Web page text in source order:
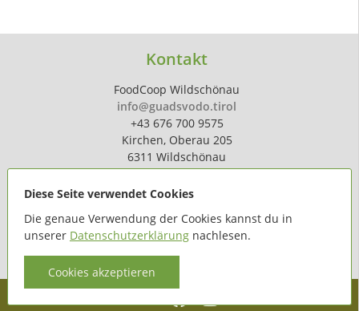
Kontakt
FoodCoop Wildschönau
info@guadsvodo.tirol
+43 676 700 9575
Kirchen, Oberau 205
6311 Wildschönau
powered byhoferdigital.at
Diese Seite verwendet Cookies
Die genaue Verwendung der Cookies kannst du in
unserer Datenschutzerklärungnachlesen.
Cookies akzeptieren